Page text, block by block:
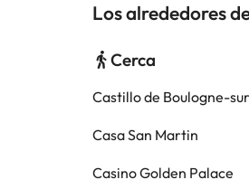
Los alrededores
Cerca
Castillo de Boulogne-
Casa San Martin
Casino Golden Palace